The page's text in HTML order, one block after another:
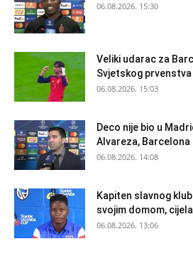
06.08.2026. 15:30
Veliki udarac za
Svjetskog
06.08.2026. 15:03
Deco nije bio u
Alvareza, Barcelona
06.08.2026. 14:08
Kapiten slavnog
svojim domom,
06.08.2026. 13:06